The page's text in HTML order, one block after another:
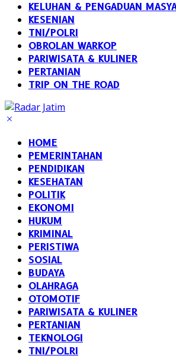
KELUHAN & PENGADUAN
KESENIAN
TNI/POLRI
OBROLAN WARKOP
PARIWISATA & KULINER
PERTANIAN
TRIP ON THE ROAD
HOME
PEMERINTAHAN
PENDIDIKAN
KESEHATAN
POLITIK
EKONOMI
HUKUM
KRIMINAL
PERISTIWA
SOSIAL
BUDAYA
OLAHRAGA
OTOMOTIF
PARIWISATA & KULINER
PERTANIAN
TEKNOLOGI
TNI/POLRI